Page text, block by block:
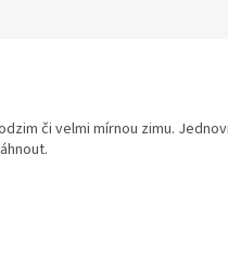
či velmi mírnou zimu.